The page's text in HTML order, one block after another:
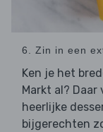
6. Zin in een
Ken je het
Markt al?
heerlijke
bijgerechten